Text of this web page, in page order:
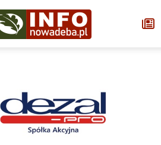
Infonowadeba.pl